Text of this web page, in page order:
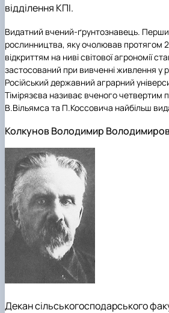
відділення КПІ.
Видатний вчений-ґрунтознавець.
рослинництва, яку очолював протягом
відкриттям на ниві світової агрономії
застосований при вивченні живлення у
Російський державний аграрний
Тімірязєва називає вченого четвертим
В.Вільямса та П.Коссовича найбільш
Колкунов Володимир
Декан сільськогосподарського